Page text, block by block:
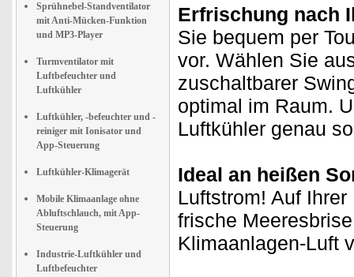
Sprühnebel-Standventilator
mit Anti-Mücken-Funktion
und MP3-Player
Turmventilator mit
Luftbefeuchter und
Luftkühler
Luftkühler, -befeuchter und -
reiniger mit Ionisator und
App-Steuerung
Luftkühler-Klimagerät
Mobile Klimaanlage ohne
Abluftschlauch, mit App-
Steuerung
Industrie-Luftkühler und
Luftbefeuchter
Erfrischung nach
Sie bequem per
vor. Wählen Sie
zuschaltbarer
optimal im Raum.
Luftkühler genau
Ideal an heißen
Luftstrom! Auf
frische
Klimaanlagen-Luft